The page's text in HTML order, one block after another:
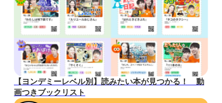
【ヨンデミーレベル別】読みたい本が見つかる！ 動
画つきブックリスト